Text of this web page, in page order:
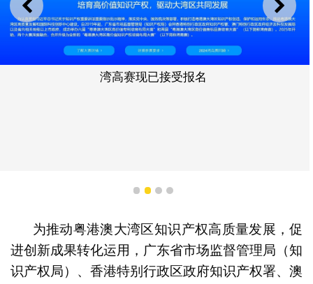
上一则 下一
湾高赛现已接受报名
1 2 3 4
为推动粤港澳大湾区知识产权高质量发展，促
进创新成果转化运用，广东省市场监督管理局（知
识产权局）、香港特别行政区政府知识产权署、澳